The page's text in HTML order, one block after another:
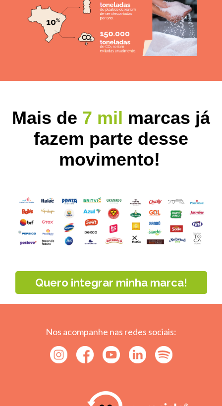
Mais de 7 mil marcas já
fazem parte desse
movimento!
Quero integrar minha marca!
Nos acompanhe nas redes sociais: